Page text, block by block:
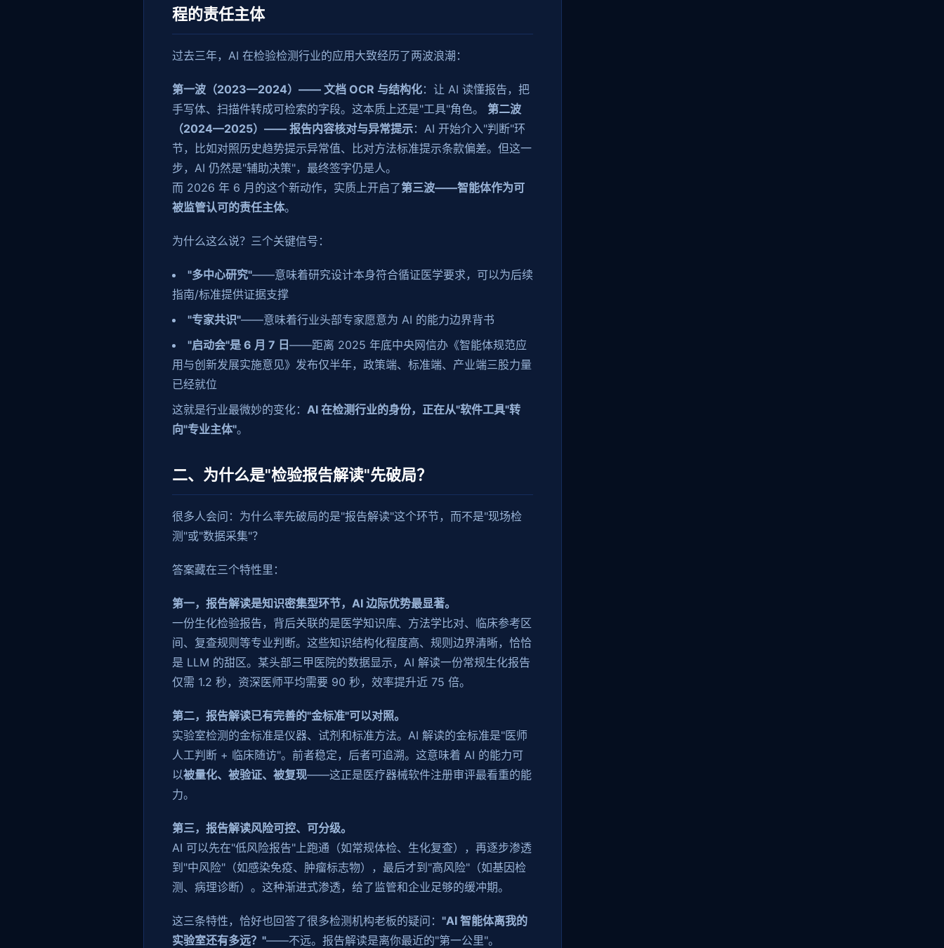
程的责任主体
过去三年，AI 在检验检测行业的应用大致经历了两波浪潮：
第一波（2023—2024）—— 文档 OCR 与结构化：让 AI 读懂报告，把
手写体、扫描件转成可检索的字段。这本质上还是"工具"角色。 第二波
（2024—2025）—— 报告内容核对与异常提示：AI 开始介入"判断"环
节，比如对照历史趋势提示异常值、比对方法标准提示条款偏差。但这一
步，AI 仍然是"辅助决策"，最终签字仍是人。
而 2026 年 6 月的这个新动作，实质上开启了第三波——智能体作为可
被监管认可的责任主体。
为什么这么说？三个关键信号：
"多中心研究"——意味着研究设计本身符合循证医学要求，可以为后续
指南/标准提供证据支撑
"专家共识"——意味着行业头部专家愿意为 AI 的能力边界背书
"启动会"是 6 月 7 日 ——距离 2025 年底中央网信办《智能体规范应
用与创新发展实施意见》发布仅半年，政策端、标准端、产业端三股力量
已经就位
这就是行业最微妙的变化： AI 在检测行业的身份，正在从"软件工具"转
向"专业主体"。
二、为什么是"检验报告解读"先破局？
很多人会问：为什么率先破局的是"报告解读"这个环节，而不是"现场检
测"或"数据采集"？
答案藏在三个特性里：
第一，报告解读是知识密集型环节，AI 边际优势最显著。
一份生化检验报告，背后关联的是医学知识库、方法学比对、临床参考区
间、复查规则等专业判断。这些知识结构化程度高、规则边界清晰，恰恰
是 LLM 的甜区。某头部三甲医院的数据显示，AI 解读一份常规生化报告
仅需 1.2 秒，资深医师平均需要 90 秒，效率提升近 75 倍。
第二，报告解读已有完善的"金标准"可以对照。
实验室检测的金标准是仪器、试剂和标准方法。AI 解读的金标准是"医师
人工判断 + 临床随访"。前者稳定，后者可追溯。这意味着 AI 的能力可
以被量化、被验证、被复现——这正是医疗器械软件注册审评最看重的能
力。
第三，报告解读风险可控、可分级。
AI 可以先在"低风险报告"上跑通（如常规体检、生化复查），再逐步渗透
到"中风险"（如感染免疫、肿瘤标志物），最后才到"高风险"（如基因检
测、病理诊断）。这种渐进式渗透，给了监管和企业足够的缓冲期。
这三条特性，恰好也回答了很多检测机构老板的疑问： "AI 智能体离我的
实验室还有多远？"——不远。报告解读是离你最近的"第一公里"。